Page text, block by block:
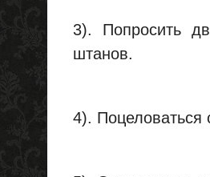
3). Попросить
штанов.
4).